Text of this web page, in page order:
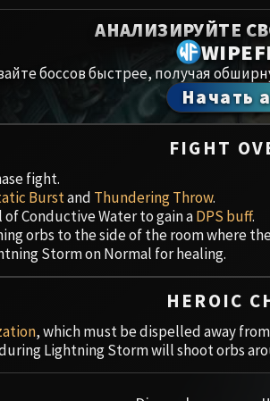
Spoils of Pandaria
Thok the
Siegecrafter
Paragons of the
Garrosh
АНАЛИЗИРУЙТЕ
боссов быстрее, получая
Начать
FIGHT
fight.
Burstand Thundering Throw.
Conductive Water to gain aDPS buff.
orbs to the side of the room where
Storm on Normal for healing.
HEROIC
, which must be dispelled away
Lightning Storm will shoot orbs